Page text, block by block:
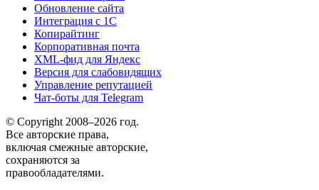
Обновление сайта
Интеграция с 1С
Копирайтинг
Корпоративная почта
XML-фид для Яндекс
Версия для слабовидящих
Управление репутацией
Чат-боты для Telegram
© Copyright 2008–2026 год.
Все авторские права,
включая смежные авторские,
сохраняются за
правообладателями.